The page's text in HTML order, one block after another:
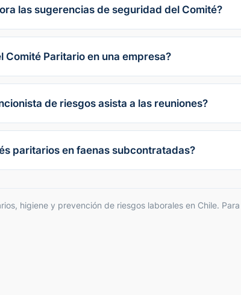
las sugerencias de seguridad del Comité?
Comité Paritario en una empresa?
de riesgos asista a las reuniones?
paritarios en faenas subcontratadas?
higiene y prevención de riesgos laborales en Chile.